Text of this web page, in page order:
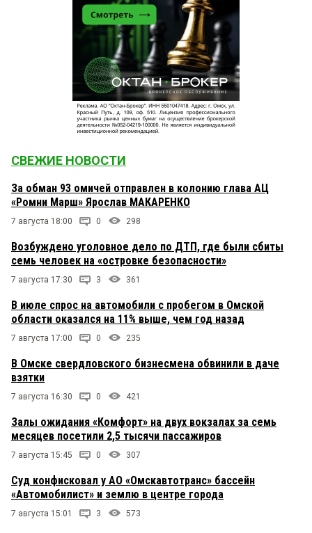
СВЕЖИЕ НОВОСТИ
За обман 93 омичей отправлен в колонию глава АЦ
«Ромни Марш» Ярослав МАКАРЕНКО
7 августа 18:00 0 298
Возбуждено уголовное дело по ДТП, где были сбиты
семь человек на «островке безопасности»
7 августа 17:30 3 361
В июле спрос на автомобили с пробегом в Омской
области оказался на 11% выше, чем год назад
7 августа 17:00 0 235
В Омске свердловского бизнесмена обвинили в даче
взятки
7 августа 16:30 0 421
Залы ожидания «Комфорт» на двух вокзалах за семь
месяцев посетили 2,5 тысячи пассажиров
7 августа 15:45 0 307
Суд конфисковал у АО «Омскавтотранс» бассейн
«Автомобилист» и землю в центре города
7 августа 15:01 3 573